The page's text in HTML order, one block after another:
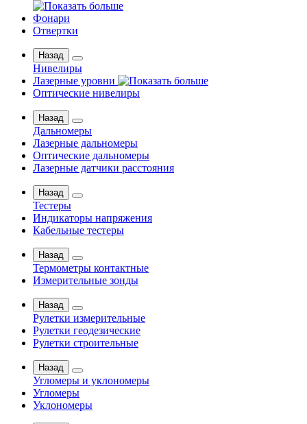
Фонари
Отвертки
Назад
Нивелиры
Лазерные уровни
Оптические нивелиры
Назад
Дальномеры
Лазерные дальномеры
Оптические дальномеры
Лазерные датчики расстояния
Назад
Тестеры
Индикаторы напряжения
Кабельные тестеры
Назад
Термометры контактные
Измерительные зонды
Назад
Рулетки измерительные
Рулетки геодезические
Рулетки строительные
Назад
Угломеры и уклономеры
Угломеры
Уклономеры